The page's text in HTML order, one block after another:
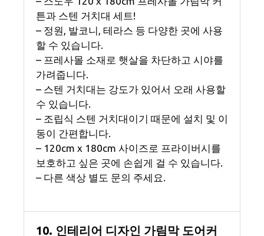
튼과 스텐 거치대 세트!
– 정원, 발코니, 테라스 등 다양한 곳에 사용
할 수 있습니다.
– 프레사몰 소재로 햇살을 차단하고 시야를
가려줍니다.
– 스텐 거치대는 강도가 있어서 오래 사용할
수 있습니다.
– 조립식 스텐 거치대이기 때문에 설치 및 이
동이 간편합니다.
– 120cm x 180cm 사이즈로 프라이버시를
보호하고 싶은 곳에 손쉽게 걸 수 있습니다.
– 다른 색상 별도 문의 주세요.
10. 인테리어 디자인 가림막 도어커